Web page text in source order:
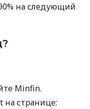
на следующий
Minfin.
на странице: